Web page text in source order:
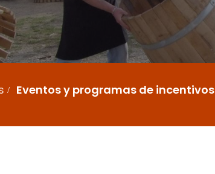
Eventos y programas de incentivos